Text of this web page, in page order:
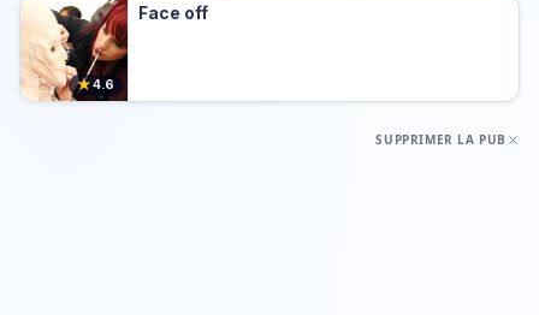
★4.6
Face off
SUPPRIMER LA PUB